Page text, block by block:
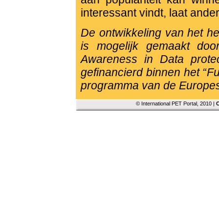
interessant vindt, laat
De ontwikkeling van het
is mogelijk gemaakt
Awareness in Data
gefinancierd binnen het
programma van de
© International PET Portal, 2010 |